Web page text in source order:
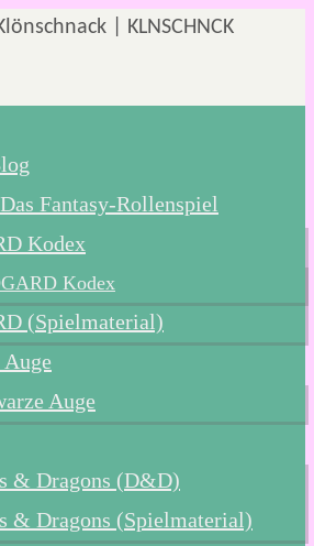
Fantasy-Rollenspiel
Kodex
Kodex
(Spielmaterial)
Auge
Auge
& Dragons (D&D)
& Dragons (Spielmaterial)